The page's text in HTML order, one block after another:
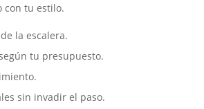
con tu estilo.
la escalera.
tu presupuesto.
sin invadir el paso.